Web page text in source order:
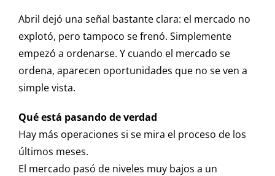
Abril dejó una señal bastante clara: el mercado no
explotó, pero tampoco se frenó. Simplemente
empezó a ordenarse. Y cuando el mercado se
ordena, aparecen oportunidades que no se ven a
simple vista.
Qué está pasando de verdad
Hay más operaciones si se mira el proceso de los
últimos meses.
El mercado pasó de niveles muy bajos a un